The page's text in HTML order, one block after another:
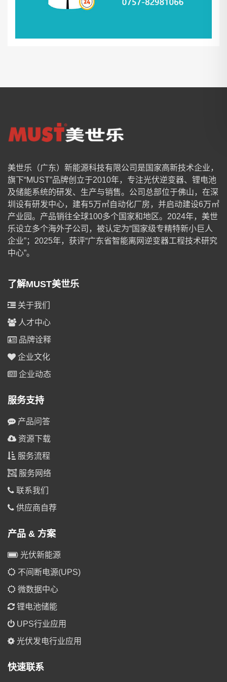
美世乐（广东）新能源科技有限公司是国家高新技术企业，
旗下“MUST”品牌创立于2010年，专注光伏逆变器、锂电池
及储能系统的研发、生产与销售。公司总部位于佛山，在深
圳设有研发中心，建有5万㎡自动化厂房，并启动建设6万㎡
产业园。产品销往全球100多个国家和地区。2024年，美世
乐设立多个海外子公司，被认定为“国家级专精特新小巨人
企业”；2025年，获评“广东省智能离网逆变器工程技术研究
中心”。
了解MUST美世乐
关于我们
人才中心
品牌诠释
企业文化
企业动态
服务支持
产品问答
资源下载
服务流程
服务网络
联系我们
供应商自荐
产品 & 方案
光伏新能源
不间断电源(UPS)
微数据中心
锂电池储能
UPS行业应用
光伏发电行业应用
快速联系